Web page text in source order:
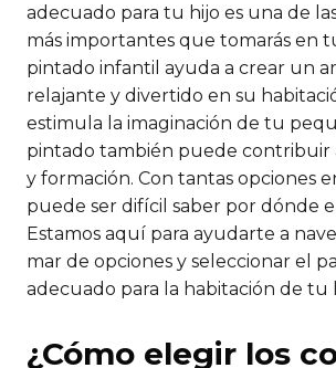
adecuado para tu hijo es una de
más importantes que tomarás en
pintado infantil ayuda a crear un
relajante y divertido en su
estimula la imaginación de tu
pintado también puede contribuir
y formación. Con tantas opciones
puede ser difícil saber por dónde
Estamos aquí para ayudarte a
mar de opciones y seleccionar el
adecuado para la habitación de tu
¿Cómo elegir los